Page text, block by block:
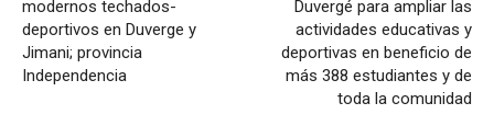
modernos techados-
deportivos en Duverge y
Jimani; provincia
Independencia
Duvergé para ampliar las
actividades educativas y
deportivas en beneficio de
más 388 estudiantes y de
toda la comunidad